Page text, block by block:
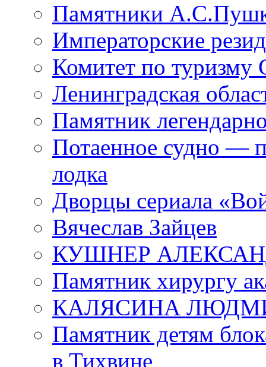
Памятники
Императорские
Комитет по туризму
Ленинградская
Памятник
Потаенное судно —
лодка
Дворцы сериала
Вячеслав Зайцев
КУШНЕР
Памятник хирургу
КАЛЯСИНА
Памятник детям
в Тихвине